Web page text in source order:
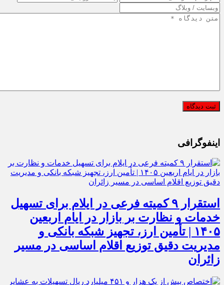
اینفوگرافی
استقرار ۹ کمیته فرعی در ایلام برای تسهیل
خدمات و نظارت بر بازار در ایام اربعین
۱۴۰۵ | تأمین ارز، تجهیز شبکه بانکی و
مدیریت دقیق توزیع اقلام اساسی در مسیر
زائران